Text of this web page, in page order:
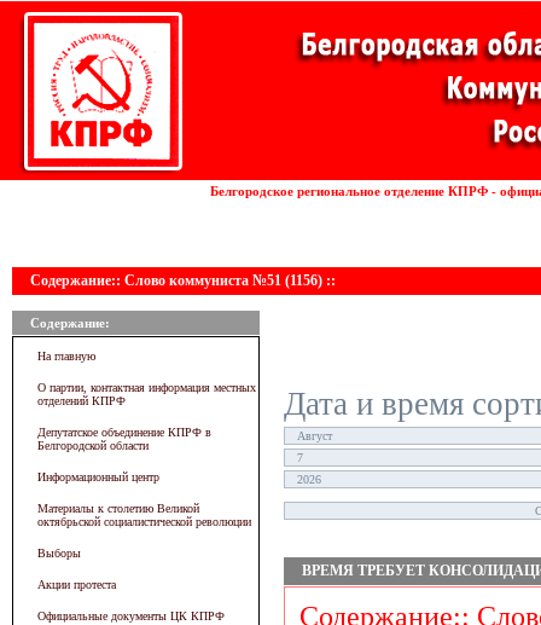
Белгородское региональное отделение КПРФ -
Содержание:: Слово коммуниста №51 (1156) ::
Содержание:
На главную
О партии, контактная информация местных
отделений КПРФ
Депутатское объединение КПРФ в
Белгородской области
Информационный центр
Материалы к столетию Великой
октябрьской социалистической революции
Выборы
Акции протеста
Официальные документы ЦК КПРФ
Дата и время
ВРЕМЯ ТРЕБУЕТ
Содержание::